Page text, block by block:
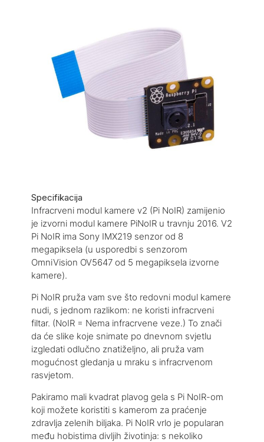
Specifikacija
Infracrveni modul kamere v2 (Pi NoIR) zamijenio
je izvorni modul kamere PiNoIR u travnju 2016. V2
Pi NoIR ima Sony IMX219 senzor od 8
megapiksela (u usporedbi s senzorom
OmniVision OV5647 od 5 megapiksela izvorne
kamere).
Pi NoIR pruža vam sve što redovni modul kamere
nudi, s jednom razlikom: ne koristi infracrveni
filtar. (NoIR = Nema infracrvene veze.) To znači
da će slike koje snimate po dnevnom svjetlu
izgledati odlučno znatiželjno, ali pruža vam
mogućnost gledanja u mraku s infracrvenom
rasvjetom.
Pakiramo mali kvadrat plavog gela s Pi NoIR-om
koji možete koristiti s kamerom za praćenje
zdravlja zelenih biljaka. Pi NoIR vrlo je popularan
među hobistima divljih životinja: s nekoliko